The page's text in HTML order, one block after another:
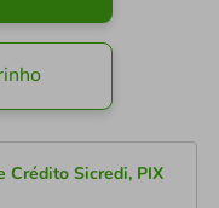
Crédito Sicredi, PIX